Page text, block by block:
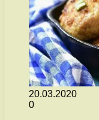
20.03.2020
0